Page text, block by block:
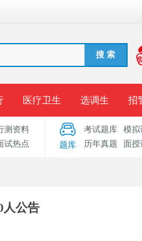
搜 索
医疗卫生 选调生 招
成绩查询 录用公示 考
测资料
试热点 题库
考试题库
模拟
历年真题
面授
人公告